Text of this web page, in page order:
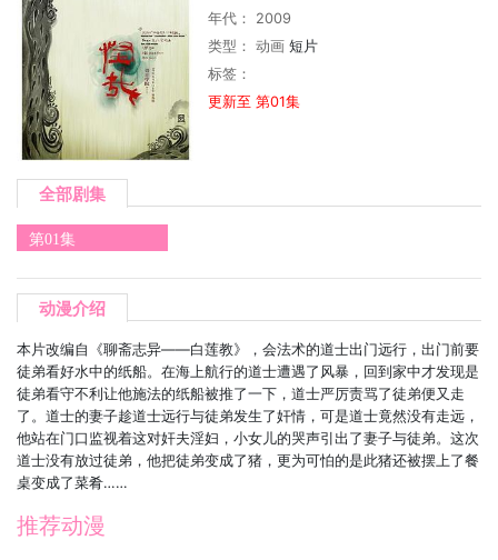
年代： 2009
类型：动画 短片
标签：
更新至 第01集
全部剧集
第01集
动漫介绍
本片改编自《聊斋志异——白莲教》，会法术的道士出门远行，出门前要
徒弟看好水中的纸船。在海上航行的道士遭遇了风暴，回到家中才发现是
徒弟看守不利让他施法的纸船被推了一下，道士严厉责骂了徒弟便又走
了。道士的妻子趁道士远行与徒弟发生了奸情，可是道士竟然没有走远，
他站在门口监视着这对奸夫淫妇，小女儿的哭声引出了妻子与徒弟。这次
道士没有放过徒弟，他把徒弟变成了猪，更为可怕的是此猪还被摆上了餐
桌变成了菜肴……
推荐动漫